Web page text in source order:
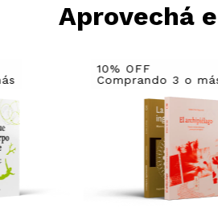
Aprovechá
10% OFF
Comprando 3 o